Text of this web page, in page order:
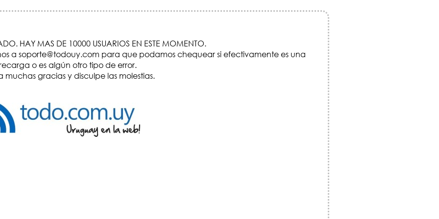
HAY MAS DE 10000 USUARIOS EN ESTE MOMENTO.
a soporte@todouy.com para que podamos chequear si efectivamente es una
o es algún otro tipo de error.
muchas gracias y disculpe las molestias.